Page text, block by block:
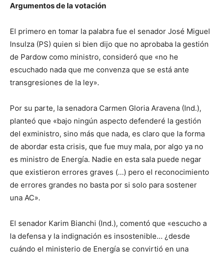
Argumentos de la votación
El primero en tomar la palabra fue el senador José Miguel
Insulza (PS) quien si bien dijo que no aprobaba la gestión
de Pardow como ministro, consideró que «no he
escuchado nada que me convenza que se está ante
transgresiones de la ley».
Por su parte, la senadora Carmen Gloria Aravena (Ind.),
planteó que «bajo ningún aspecto defenderé la gestión
del exministro, sino más que nada, es claro que la forma
de abordar esta crisis, que fue muy mala, por algo ya no
es ministro de Energía. Nadie en esta sala puede negar
que existieron errores graves (…) pero el reconocimiento
de errores grandes no basta por si solo para sostener
una AC».
El senador Karim Bianchi (Ind.), comentó que «escucho a
la defensa y la indignación es insostenible… ¿desde
cuándo el ministerio de Energía se convirtió en una